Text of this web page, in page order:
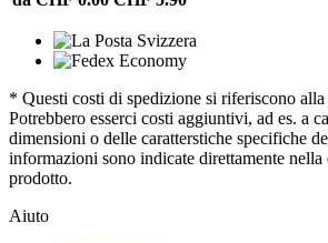
* Questi costi di spedizione si riferiscono alla
Potrebbero esserci costi aggiuntivi, ad es. a
dimensioni o delle caratterstiche specifiche
informazioni sono indicate direttamente nella
prodotto.
Aiuto